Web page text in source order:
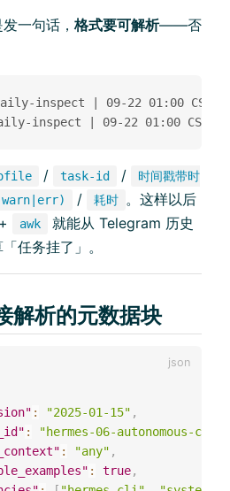
一句话， 格式要可解析——否
inspect | 09-22 01:00 CST
/ task-id /
时间戳带时
/ 耗时
。这样以后
+ awk
就能从 Telegram 历史
任务挂了」。
解析的元数据块
: "2025-01-15" ,
:
"hermes-06-autonomous-cron"
: "any" ,
: true,